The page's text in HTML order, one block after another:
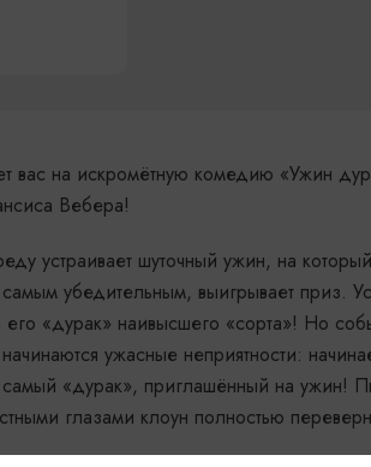
вас на искромётную комедию «Ужин
Вебера!
устраивает шуточный ужин, на
убедительным, выигрывает приз.
«дурак» наивысшего «сорта»! Но
ужасные неприятности:
самый «дурак», приглашённый на ужин!
глазами клоун полностью